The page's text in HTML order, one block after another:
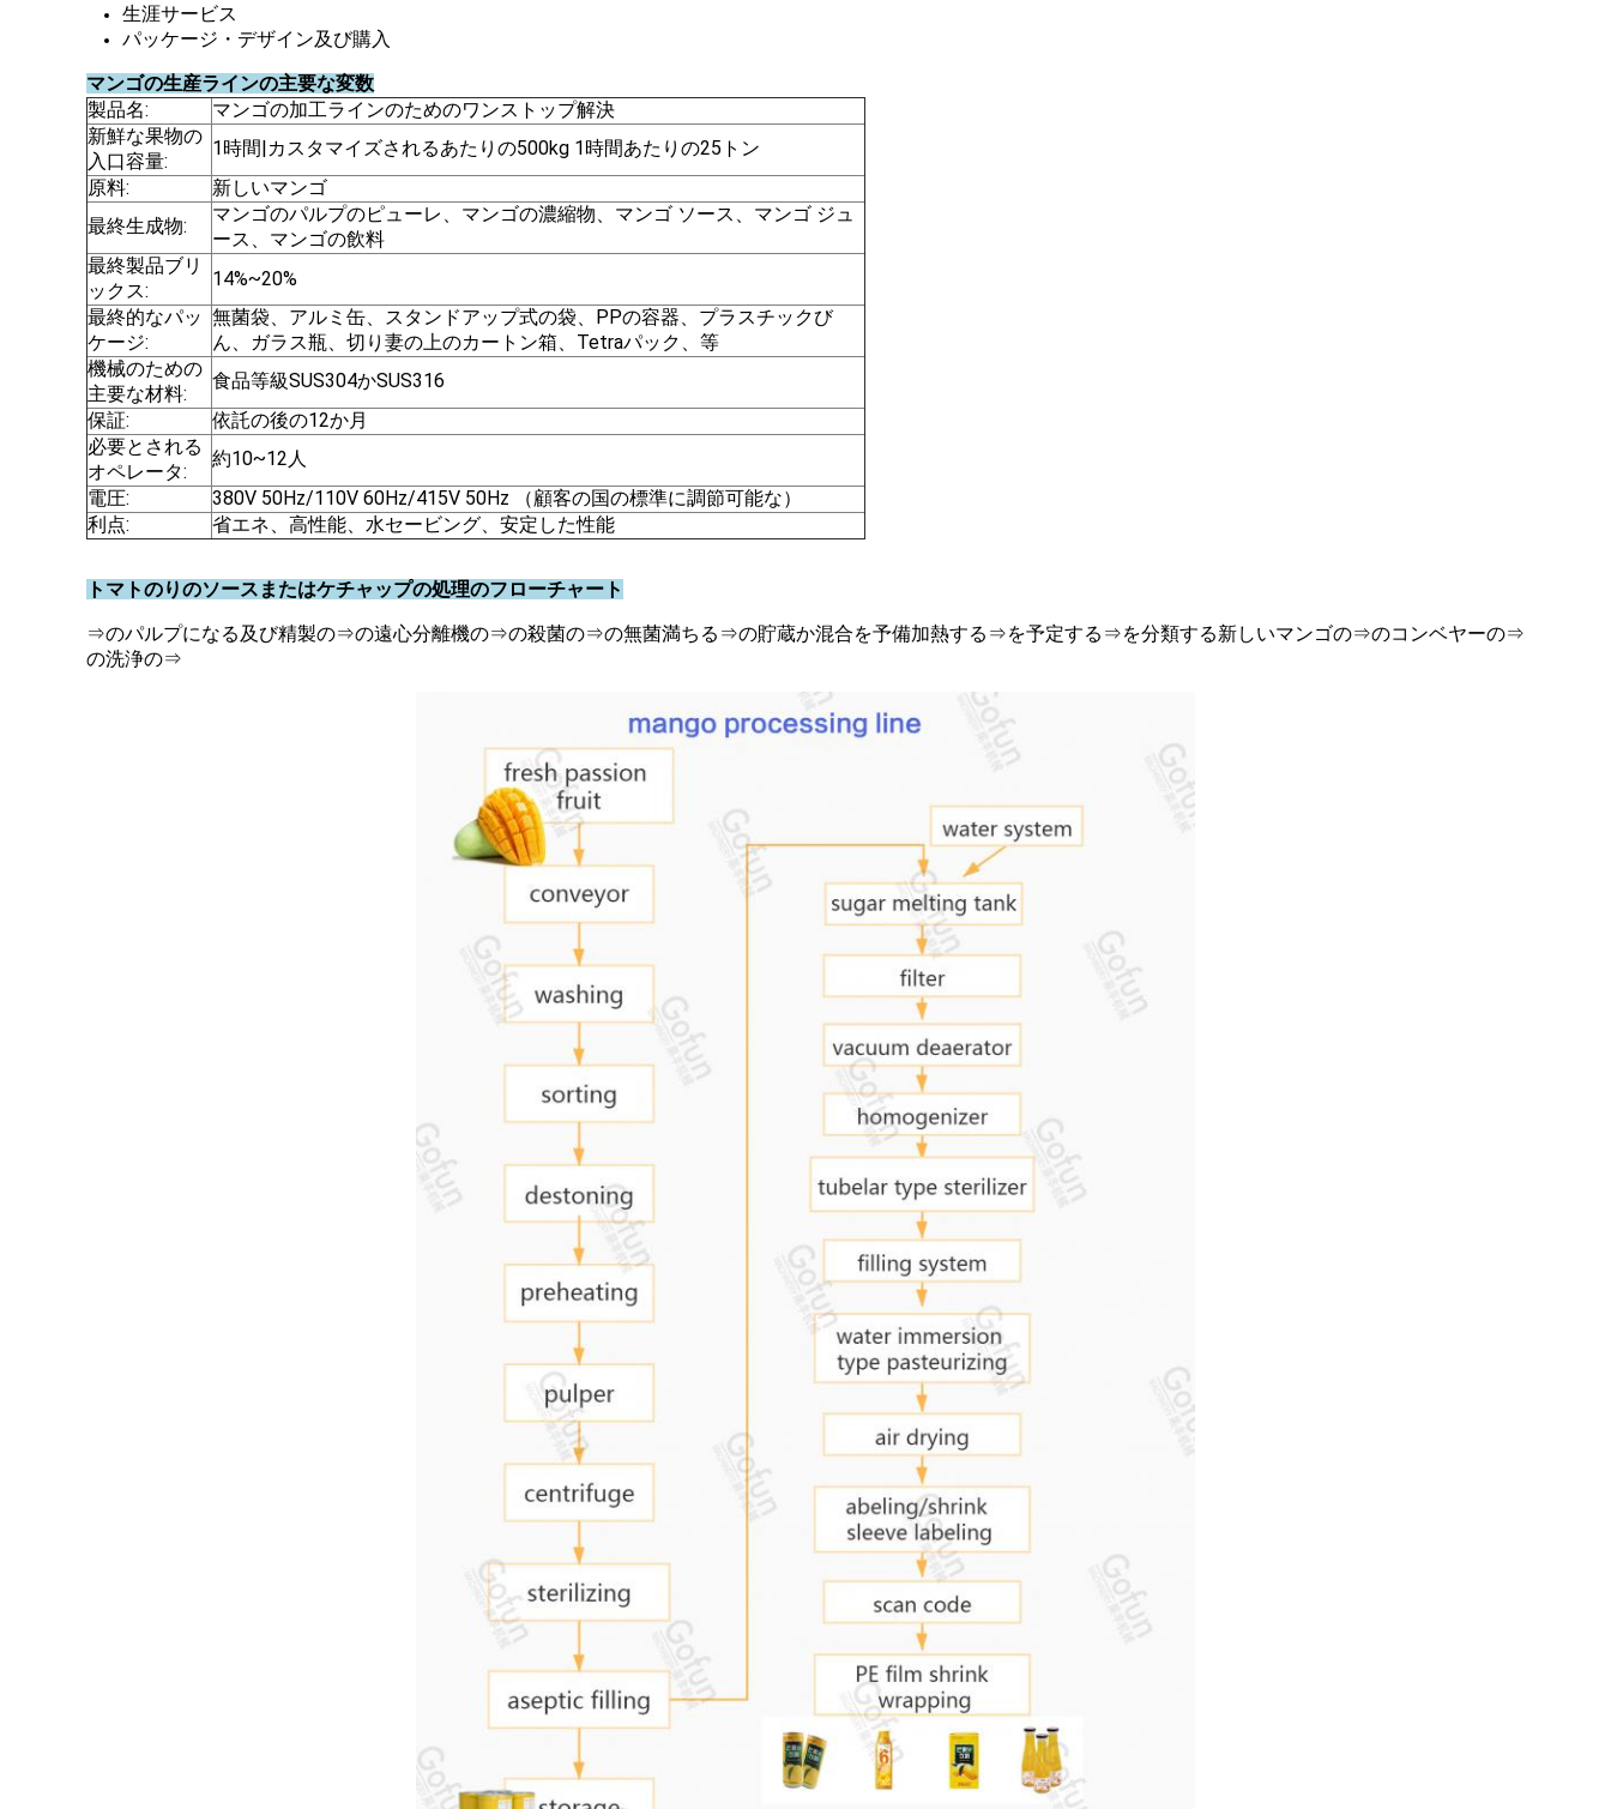
生涯サービス
パッケージ・デザイン及び購入
マンゴの生産ラインの主要な変数
製品名:
マンゴの加工ラインのためのワンストップ解決
新鮮な果物の
入口容量:
1時間|カスタマイズされるあたりの500kg 1時間あたりの25トン
原料:
新しいマンゴ
最終生成物:
マンゴのパルプのピューレ、マンゴの濃縮物、マンゴ ソース、マンゴ ジュ
ース、マンゴの飲料
最終製品ブリ
ックス:
14%~20%
最終的なパッ
ケージ:
無菌袋、アルミ缶、スタンドアップ式の袋、PPの容器、プラスチックび
ん、ガラス瓶、切り妻の上のカートン箱、Tetraパック、等
機械のための
主要な材料:
食品等級SUS304かSUS316
保証:
依託の後の12か月
必要とされる
オペレータ:
約10~12人
電圧:
380V 50Hz/110V 60Hz/415V 50Hz （顧客の国の標準に調節可能な）
利点:
省エネ、高性能、水セービング、安定した性能
トマトのりのソースまたはケチャップの処理のフローチャート
⇒のパルプになる及び精製の⇒の遠心分離機の⇒の殺菌の⇒の無菌満ちる⇒の貯蔵か混合を予備加熱する⇒を予定する⇒を分類する新しいマンゴの⇒のコンベヤーの⇒
の洗浄の⇒